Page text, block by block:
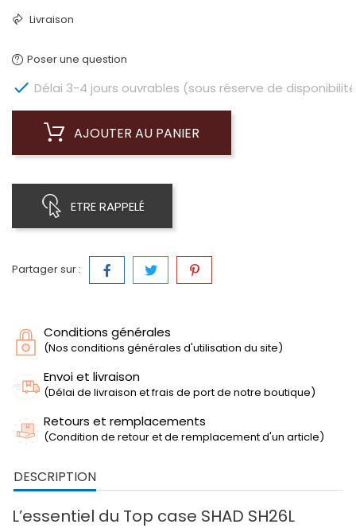
Livraison
Poser une question
 Délai 3-4 jours ouvrables (sous réserve de
AJOUTER AU PANIER
ETRE RAPPELÉ
Partager sur :
Conditions générales
(Nos conditions générales d'utilisation du site)
Envoi et livraison
(Délai de livraison et frais de port de notre boutique)
Retours et remplacements
(Condition de retour et de remplacement d'un article)
DESCRIPTION
L’essentiel du Top case SHAD SH26L